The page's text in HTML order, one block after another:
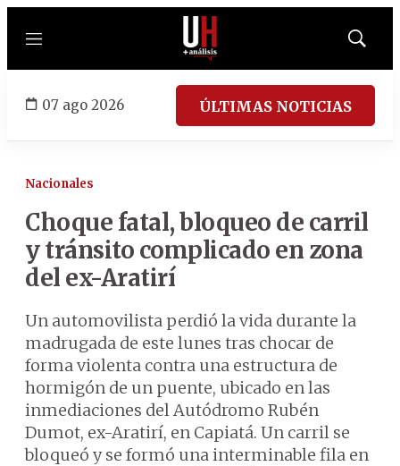
Menú
Mostrar
07 ago 2026 ÚLTIMAS NOTICIAS
Nacionales
Choque fatal, bloqueo de carril
y tránsito complicado en zona
del ex-Aratirí
Un automovilista perdió la vida durante la
madrugada de este lunes tras chocar de
forma violenta contra una estructura de
hormigón de un puente, ubicado en las
inmediaciones del Autódromo Rubén
Dumot, ex-Aratirí, en Capiatá. Un carril se
bloqueó y se formó una interminable fila en